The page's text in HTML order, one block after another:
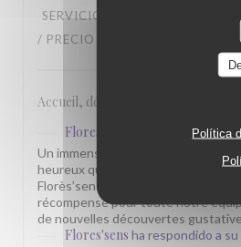
Política
SERVICIO
/ PRECIO
Accueil, déco, service
Flores'sens
ha respondido a
Un immense merci pour vos 5
heureux que vous ayez apprécié
Florès’sens. Vos encouragements
récompense pour toute notre
de nouvelles découvertes
Flores'sens ha respondido a